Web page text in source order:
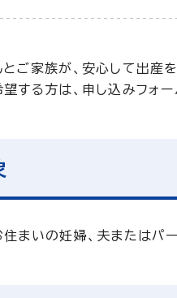
ご家族が、安心して出産
する方は、申し込みフォ
まいの妊婦、夫またはパー